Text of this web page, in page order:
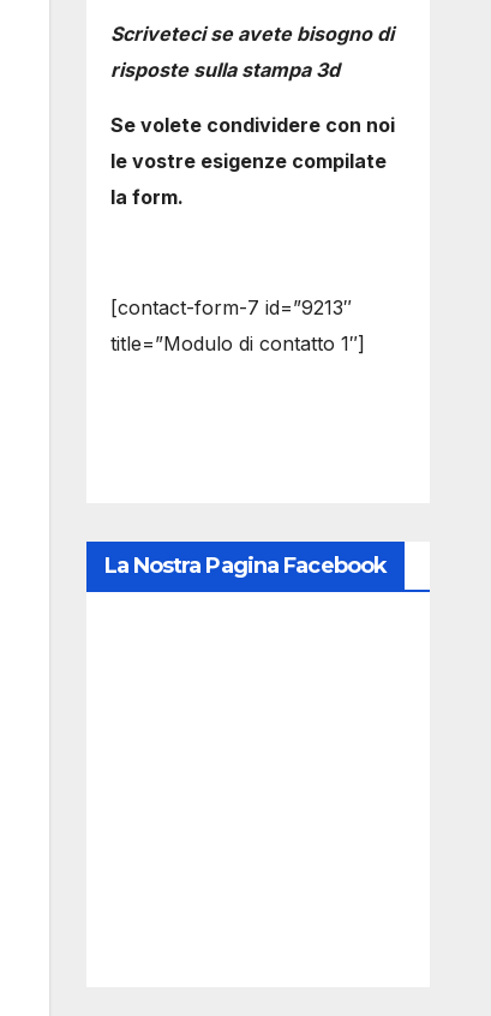
Scriveteci se avete bisogno di
risposte sulla stampa 3d
Se volete condividere con noi
le vostre esigenze compilate
la form.
[contact-form-7 id=”9213″
title=”Modulo di contatto 1″]
La Nostra Pagina Facebook